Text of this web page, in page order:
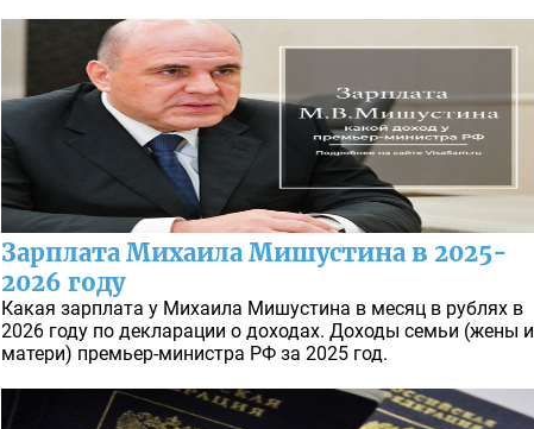
Зарплата Михаила Мишустина в 2025-
2026 году
Какая зарплата у Михаила Мишустина в месяц в рублях в
2026 году по декларации о доходах. Доходы семьи (жены и
матери) премьер-министра РФ за 2025 год.